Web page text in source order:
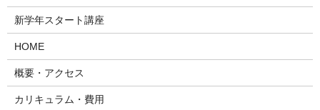
新学年スタート講座
HOME
概要・アクセス
カリキュラム・費用